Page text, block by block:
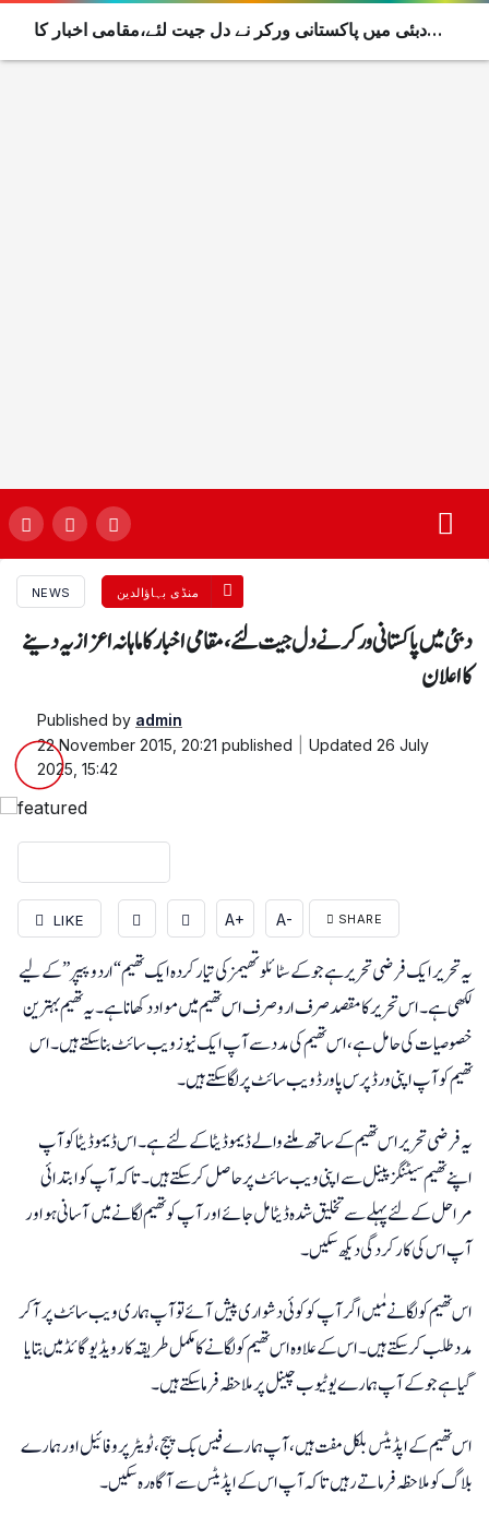
NEWS منڈی بہاؤالدین
دبئی میں پاکستانی ورکر نے دل جیت لئے،مقامی اخبار کا ماہانہ اعزاز یہ دینے
کااعلان
Published by admin
22 November 2015, 20:21 published Updated 26 July
2025, 15:42
LIKE A+ A- SHARE
یہ تحریر ایک فرضی تحریر ہے جو کے سٹائلو تھیمز کی تیار کردہ ایک تھیم “اردو پیپر” کے لیے
لکھی ہے۔ اس تحریر کا مقصد صرف ارو صرف اس تھیم میں مواد دکھانا ہے۔ یہ تھیم بہترین
خصوصیات کی حامل ہے، اس تھیم کی مدد سے آپ ایک نیوز ویب سائٹ بنا سکتے ہیں۔ اس
تھیم کو آپ اپنی ورڈپرس پاورڈ ویب سائٹ پر لگا سکتے ہیں۔
یہ فرضی تحریر اس تھیم کے ساتھ ملنے والے ڈیمو ڈیٹا کے لئے ہے۔ اس ڈیمو ڈیٹا کو آپ
اپنے تھیم سیٹنگز پینل سے اپنی ویب سائٹ پر حاصل کر سکتے ہیں۔ تاکہ آپ کو ابتدائی
مراحل کے لئے پہلے سے تخلیق شدہ ڈیٹا مل جائے اور آپ کو تھیم لگانے میں آسانی ہو اور
آپ اس کی کارکردگی دیکھ سکیں۔
اس تھیم کو لگانے مٰیں اگر آپ کو کوئی دشواری پیش آئے تو آپ ہماری ویب سائٹ پر آ کر
مدد طلب کر سکتے ہیں۔ اس کے علاوہ اس تھیم کو لگانے کا مکمل طریقہ کار ویڈیو گائڈ میں بتایا
گیا ہے جو کے آپ ہمارے یوٹیوب چینل پر ملاحظہ فرما سکتے ہیں۔
اس تھیم کے اپڈیٹس بلکل مفت ہیں، آپ ہمارے فیس بک پیج، ٹویٹر پروفائیل اور ہمارے
بلاگ کو ملاحظہ فرماتے رہیں تاکہ آپ اس کے اپڈیٹس سے آگاہ رہ سکیں۔
دبئی میں پاکستانی ورکر نے دل جیت لئے،مقامی اخبار کا